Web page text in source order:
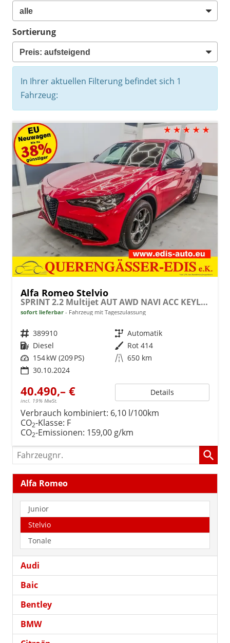
Sortierung
In Ihrer aktuellen Filterung befindet sich 1
Fahrzeug:
Alfa Romeo Stelvio
SPRINT 2.2 Multijet AUT AWD NAVI ACC KEYLESS RFK
sofort lieferbar Fahrzeug mit Tageszulassung
Fahrzeugnr. 389910 Getriebe Automatik
Kraftstoff Diesel Außenfarbe Rot 414
Leistung 154 kW (209 PS) Kilometerstand 650 km
30.10.2024
40.490,– €
incl. 19% MwSt.
Details
Verbrauch kombiniert: 6,10 l/100km
CO2-Klasse: F
CO2-Emissionen: 159,00 g/km
Fahrzeugnr.
Alfa Romeo
Junior
Stelvio
Tonale
Audi
Baic
Bentley
BMW